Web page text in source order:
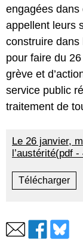
engagées
appellent leurs
construire dans
pour faire du
grève et
service public
traitement de
Le 26 janvier,
l’austérité(pdf -
Télécharger